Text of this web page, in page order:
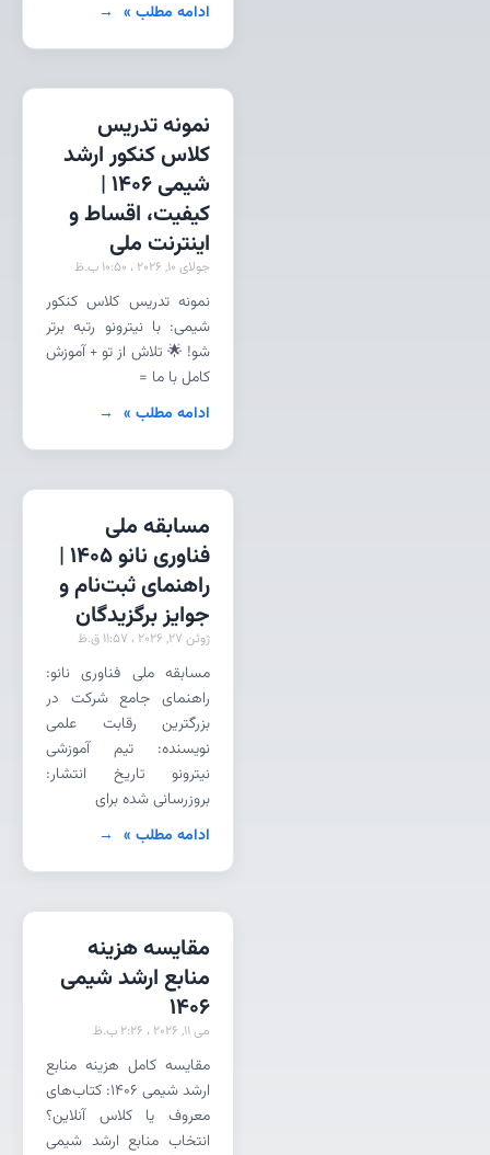
ادامه مطلب »
نمونه تدریس
کلاس کنکور ارشد
شیمی 1406 |
کیفیت، اقساط و
اینترنت ملی
جولای 10, 2026
نمونه تدریس کلاس کنکور
شیمی: با نیترونو رتبه برتر
شو! 🌟 تلاش از تو + آموزش
کامل با ما =
ادامه مطلب »
مسابقه ملی
فناوری نانو 1405 |
راهنمای ثبت‌نام و
جوایز برگزیدگان
ژوئن 27, 2026
مسابقه ملی فناوری نانو:
راهنمای جامع شرکت در
بزرگترین رقابت علمی
نویسنده: تیم آموزشی
نیترونو تاریخ انتشار:
بروزرسانی شده برای
ادامه مطلب »
مقایسه هزینه
منابع ارشد شیمی
1406
می 11, 2026
مقایسه کامل هزینه منابع
ارشد شیمی 1406: کتاب‌های
معروف یا کلاس آنلاین؟
انتخاب منابع ارشد شیمی